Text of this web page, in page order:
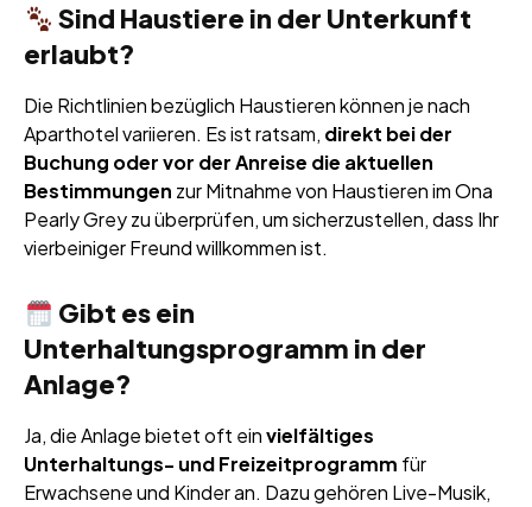
Sind Haustiere in der Unterkunft
erlaubt?
Die Richtlinien bezüglich Haustieren können je nach
Aparthotel variieren. Es ist ratsam, direkt bei der
Buchung oder vor der Anreise die aktuellen
Bestimmungen zur Mitnahme von Haustieren im Ona
Pearly Grey zu überprüfen, um sicherzustellen, dass Ihr
vierbeiniger Freund willkommen ist.
Gibt es ein
Unterhaltungsprogramm in der
Anlage?
Ja, die Anlage bietet oft einvielfältiges
Unterhaltungs- und Freizeitprogramm für
Erwachsene und Kinder an. Dazu gehören Live-Musik,